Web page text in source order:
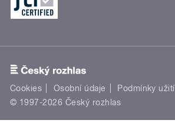
Cookies Osobní údaje Podmínky užití
© 1997-2026 Český rozhlas